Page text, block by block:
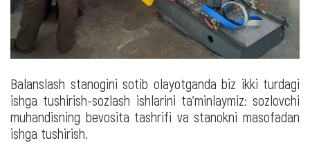
Balanslash stanogini sotib olayotganda biz ikki turdagi
ishga tushirish-sozlash ishlarini ta'minlaymiz: sozlovchi
muhandisning bevosita tashrifi va stanokni masofadan
ishga tushirish.